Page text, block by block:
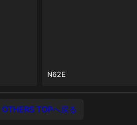
N62E
OTHERS TOPへ戻る